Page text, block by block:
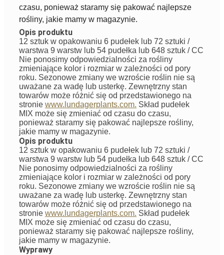
czasu, ponieważ staramy się pakować najlepsze
rośliny, jakie mamy w magazynie.
Opis produktu
12 sztuk w opakowaniu 6 pudełek lub 72 sztuki /
warstwa 9 warstw lub 54 pudełka lub 648 sztuk / CC
Nie ponosimy odpowiedzialności za rośliny
zmieniające kolor i rozmiar w zależności od pory
roku. Sezonowe zmiany we wzroście roślin nie są
uważane za wadę lub usterkę. Zewnętrzny stan
towarów może różnić się od przedstawionego na
stronie www.lundagerplants.com. Skład pudełek
MIX może się zmieniać od czasu do czasu,
ponieważ staramy się pakować najlepsze rośliny,
jakie mamy w magazynie.
Opis produktu
12 sztuk w opakowaniu 6 pudełek lub 72 sztuki /
warstwa 9 warstw lub 54 pudełka lub 648 sztuk / CC
Nie ponosimy odpowiedzialności za rośliny
zmieniające kolor i rozmiar w zależności od pory
roku. Sezonowe zmiany we wzroście roślin nie są
uważane za wadę lub usterkę. Zewnętrzny stan
towarów może różnić się od przedstawionego na
stronie www.lundagerplants.com. Skład pudełek
MIX może się zmieniać od czasu do czasu,
ponieważ staramy się pakować najlepsze rośliny,
jakie mamy w magazynie.
Wyprawy